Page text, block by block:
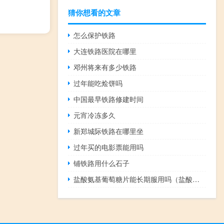
猜你想看的文章
怎么保护铁路
大连铁路医院在哪里
邓州将来有多少铁路
过年能吃烩饼吗
中国最早铁路修建时间
元宵冷冻多久
新郑城际铁路在哪里坐
过年买的电影票能用吗
铺铁路用什么石子
盐酸氨基葡萄糖片能长期服用吗（盐酸氨基葡萄糖片能长期吃吗）